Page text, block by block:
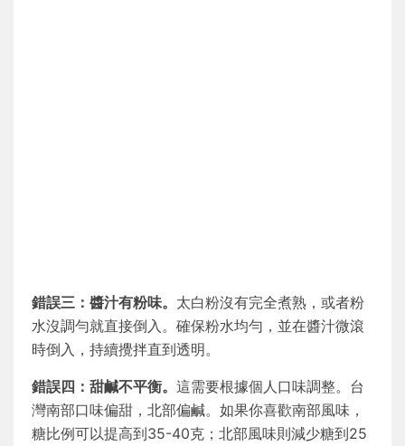
錯誤三：醬汁有粉味。 太白粉沒有完全煮熟，或者粉
水沒調勻就直接倒入。確保粉水均勻，並在醬汁微滾
時倒入，持續攪拌直到透明。
錯誤四：甜鹹不平衡。 這需要根據個人口味調整。台
灣南部口味偏甜，北部偏鹹。如果你喜歡南部風味，
糖比例可以提高到35-40克；北部風味則減少糖到25